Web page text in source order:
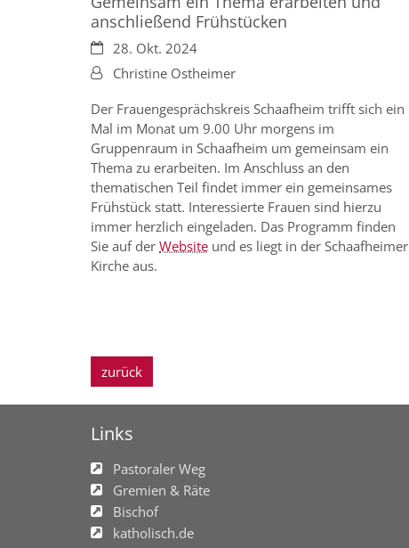
anschließend Frühstücken
Datum:28. Okt. 2024
Von:Christine Ostheimer
Der Frauengesprächskreis Schaafheim trifft sich ein
Mal im Monat um 9.00 Uhr morgens im
Gruppenraum in Schaafheim um gemeinsam ein
Thema zu erarbeiten. Im Anschluss an den
thematischen Teil findet immer ein gemeinsames
Frühstück statt. Interessierte Frauen sind hierzu
immer herzlich eingeladen. Das Programm finden
Sie auf der Website und es liegt in der Schaafheimer
Kirche aus.
zurück
Links
Pastoraler Weg
Gremien & Räte
Bischof
katholisch.de